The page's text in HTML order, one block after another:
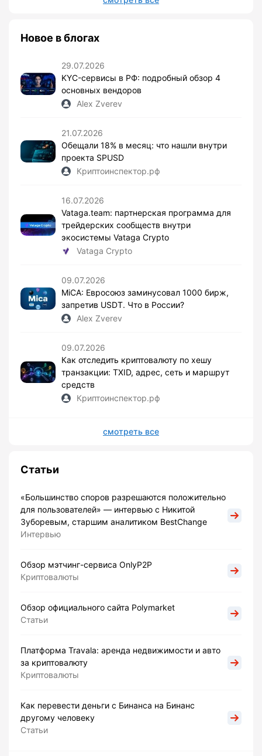
Новое в блогах
29.07.2026
KYC-сервисы в РФ: подробный обзор 4
основных вендоров
Alex Zverev
21.07.2026
Обещали 18% в месяц: что нашли внутри
проекта SPUSD
Криптоинспектор.рф
16.07.2026
Vataga.team: партнерская программа для
трейдерских сообществ внутри
экосистемы Vataga Crypto
Vataga Crypto
09.07.2026
MiCA: Евросоюз заминусовал 1000 бирж,
запретив USDT. Что в России?
Alex Zverev
09.07.2026
Как отследить криптовалюту по хешу
транзакции: TXID, адрес, сеть и маршрут
средств
Криптоинспектор.рф
смотреть все
Статьи
«Большинство споров разрешаются положительно
для пользователей» — интервью с Никитой
Зуборевым, старшим аналитиком BestChange
Интервью
Обзор мэтчинг-сервиса OnlyP2P
Криптовалюты
Обзор официального сайта Polymarket
Статьи
Платформа Travala: аренда недвижимости и авто
за криптовалюту
Криптовалюты
Как перевести деньги с Бинанса на Бинанс
другому человеку
Статьи